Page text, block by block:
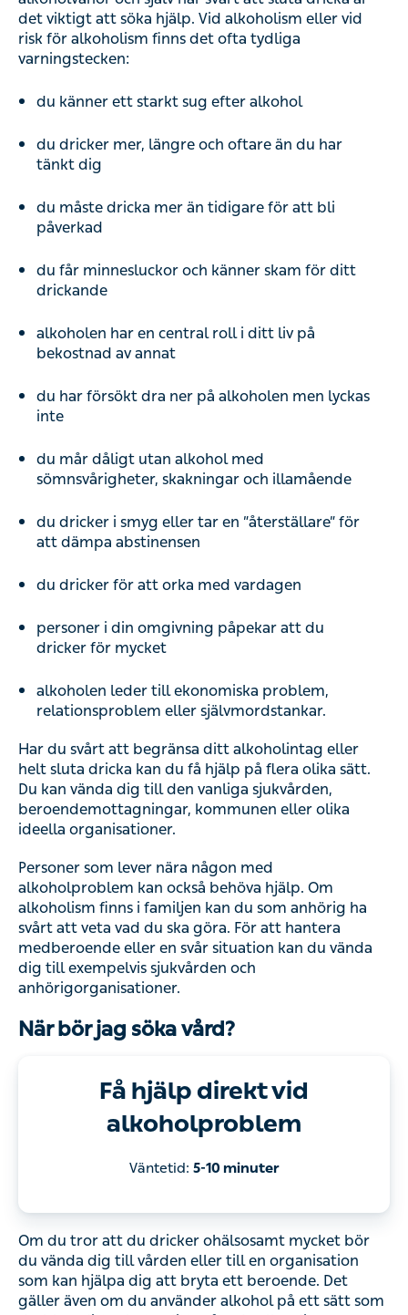
det viktigt att söka hjälp. Vid alkoholism eller vid
risk för alkoholism finns det ofta tydliga
varningstecken:
du känner ett starkt sug efter alkohol
du dricker mer, längre och oftare än du har
tänkt dig
du måste dricka mer än tidigare för att bli
påverkad
du får minnesluckor och känner skam för ditt
drickande
alkoholen har en central roll i ditt liv på
bekostnad av annat
du har försökt dra ner på alkoholen men lyckas
inte
du mår dåligt utan alkohol med
sömnsvårigheter, skakningar och illamående
du dricker i smyg eller tar en ”återställare” för
att dämpa abstinensen
du dricker för att orka med vardagen
personer i din omgivning påpekar att du
dricker för mycket
alkoholen leder till ekonomiska problem,
relationsproblem eller självmordstankar.
Har du svårt att begränsa ditt alkoholintag eller
helt sluta dricka kan du få hjälp på flera olika sätt.
Du kan vända dig till den vanliga sjukvården,
beroendemottagningar, kommunen eller olika
ideella organisationer.
Personer som lever nära någon med
alkoholproblem kan också behöva hjälp. Om
alkoholism finns i familjen kan du som anhörig ha
svårt att veta vad du ska göra. För att hantera
medberoende eller en svår situation kan du vända
dig till exempelvis sjukvården och
anhörigorganisationer.
När bör jag söka vård?
Få hjälp direkt vid
alkoholproblem
Väntetid: 5-10 minuter
Om du tror att du dricker ohälsosamt mycket bör
du vända dig till vården eller till en organisation
som kan hjälpa dig att bryta ett beroende. Det
gäller även om du använder alkohol på ett sätt som